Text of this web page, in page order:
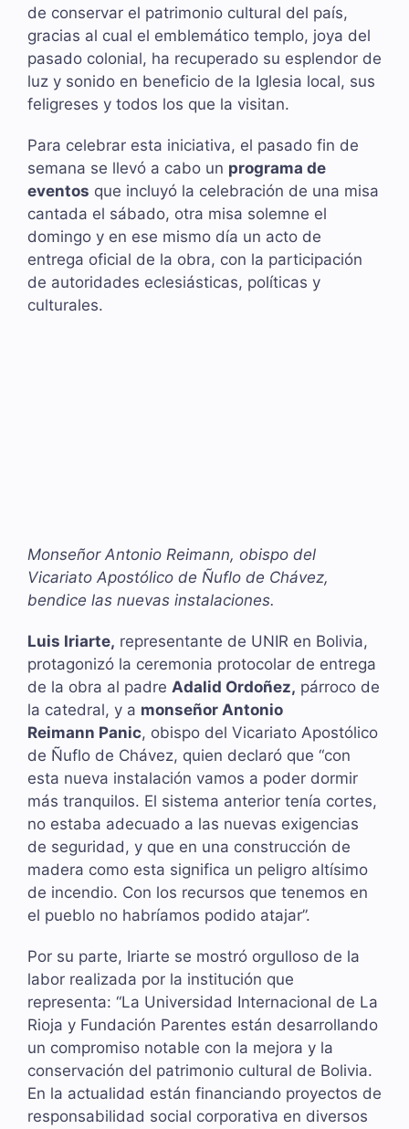
de conservar el patrimonio cultural del país,
gracias al cual el emblemático templo, joya del
pasado colonial, ha recuperado su esplendor de
luz y sonido en beneficio de la Iglesia local, sus
feligreses y todos los que la visitan.
Para celebrar esta iniciativa, el pasado fin de
semana se llevó a cabo un programa de
eventos que incluyó la celebración de una misa
cantada el sábado, otra misa solemne el
domingo y en ese mismo día un acto de
entrega oficial de la obra, con la participación
de autoridades eclesiásticas, políticas y
culturales.
Monseñor Antonio Reimann, obispo del
Vicariato Apostólico de Ñuflo de Chávez,
bendice las nuevas instalaciones.
Luis Iriarte, representante de UNIR en Bolivia,
protagonizó la ceremonia protocolar de entrega
de la obra al padre Adalid Ordoñez, párroco de
la catedral, y a monseñor Antonio
Reimann Panic, obispo del Vicariato Apostólico
de Ñuflo de Chávez, quien declaró que “con
esta nueva instalación vamos a poder dormir
más tranquilos. El sistema anterior tenía cortes,
no estaba adecuado a las nuevas exigencias
de seguridad, y que en una construcción de
madera como esta significa un peligro altísimo
de incendio. Con los recursos que tenemos en
el pueblo no habríamos podido atajar”.
Por su parte, Iriarte se mostró orgulloso de la
labor realizada por la institución que
representa: “La Universidad Internacional de La
Rioja y Fundación Parentes están desarrollando
un compromiso notable con la mejora y la
conservación del patrimonio cultural de Bolivia.
En la actualidad están financiando proyectos de
responsabilidad social corporativa en diversos